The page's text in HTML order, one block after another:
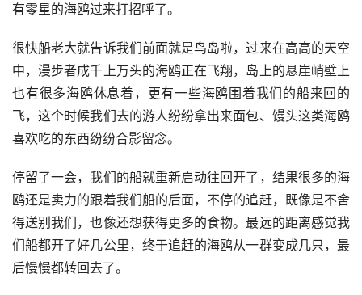
有零星的海鸥过来打招呼了。
很快船老大就告诉我们前面就是鸟岛啦，过来在高高的天空
中，漫步者成千上万头的海鸥正在飞翔，岛上的悬崖峭壁上
也有很多海鸥休息着，更有一些海鸥围着我们的船来回的
飞，这个时候我们去的游人纷纷拿出来面包、馒头这类海鸥
喜欢吃的东西纷纷合影留念。
停留了一会，我们的船就重新启动往回开了，结果很多的海
鸥还是卖力的跟着我们船的后面，不停的追赶，既像是不舍
得送别我们，也像还想获得更多的食物。最远的距离感觉我
们船都开了好几公里，终于追赶的海鸥从一群变成几只，最
后慢慢都转回去了。